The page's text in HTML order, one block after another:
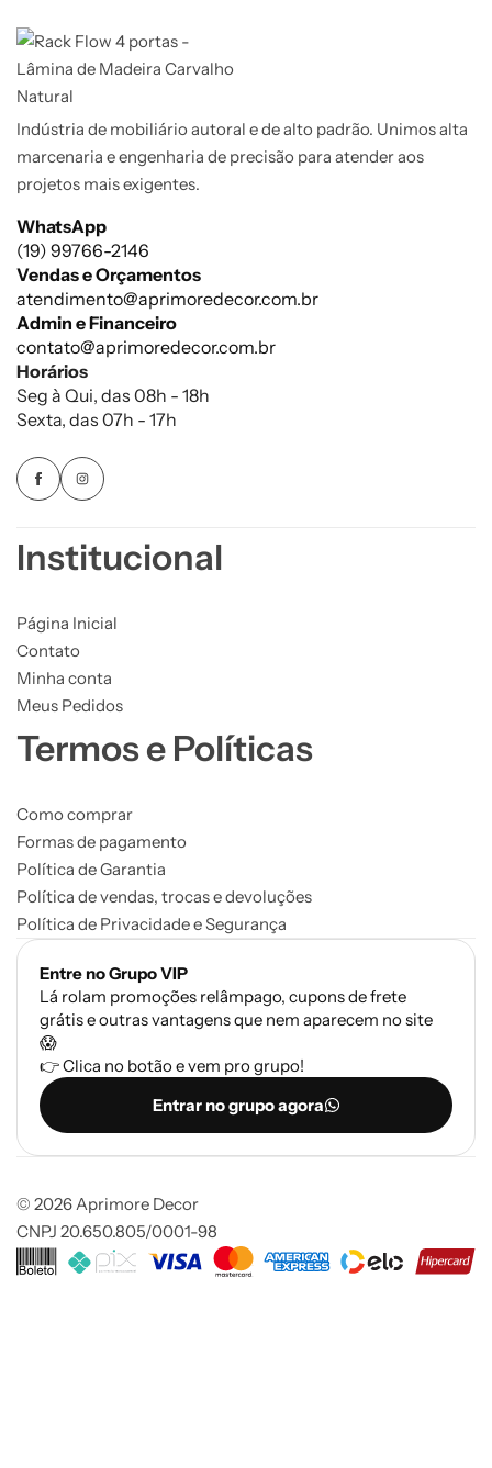
Indústria de mobiliário autoral e de alto padrão. Unimos alta
marcenaria e engenharia de precisão para atender aos
projetos mais exigentes.
WhatsApp
(19) 99766-2146
Vendas e Orçamentos
atendimento@aprimoredecor.com.br
Admin e Financeiro
contato@aprimoredecor.com.br
Horários
Seg à Qui, das 08h - 18h
Sexta, das 07h - 17h
Institucional
Página Inicial
Contato
Minha conta
Meus Pedidos
Termos e Políticas
Como comprar
Formas de pagamento
Política de Garantia
Política de vendas, trocas e devoluções
Política de Privacidade e Segurança
Entre no Grupo VIP
Lá rolam promoções relâmpago, cupons de frete
grátis e outras vantagens que nem aparecem no site
😱
👉 Clica no botão e vem pro grupo!
Entrar no grupo agora
© 2026 Aprimore Decor
CNPJ 20.650.805/0001-98